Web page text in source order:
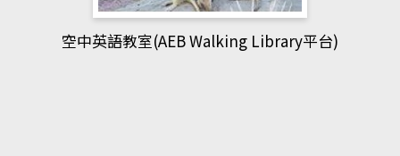
網管人(kono平台)